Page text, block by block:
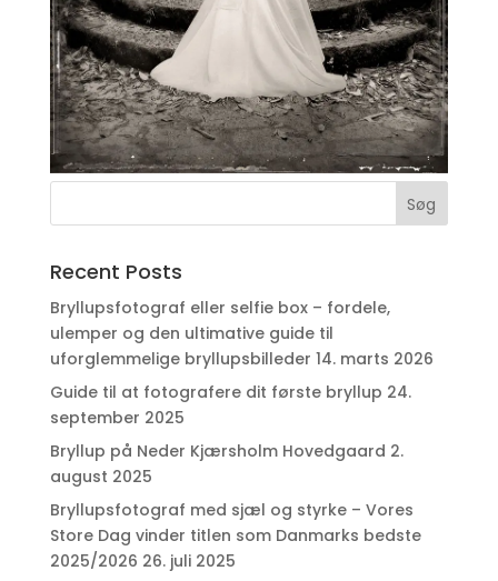
Recent Posts
Bryllupsfotograf eller selfie box – fordele,
ulemper og den ultimative guide til
uforglemmelige bryllupsbilleder 14. marts 2026
Guide til at fotografere dit første bryllup 24.
september 2025
Bryllup på Neder Kjærsholm Hovedgaard 2.
august 2025
Bryllupsfotograf med sjæl og styrke – Vores
Store Dag vinder titlen som Danmarks bedste
2025/2026 26. juli 2025